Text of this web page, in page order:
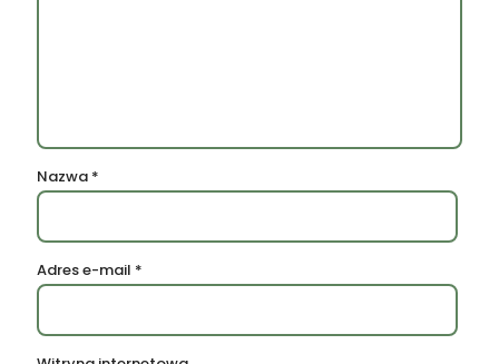
Nazwa *
Adres e-mail *